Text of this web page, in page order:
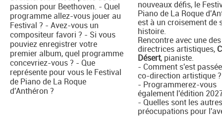
passion pour Beethoven. - Quel
programme allez-vous jouer au
Festival ? - Avez-vous un
compositeur favori ? - Si vous
pouviez enregistrer votre
premier album, quel programme
concevriez-vous ? - Que
représente pour vous le Festival
de Piano de La Roque
d'Anthéron ?
nouveaux défis, le
Piano de La Roque
est à un croisement de
histoire.
Rencontre avec une
directrices artistiques,
Désert, pianiste.
- Comment s'est
co-direction artistique ?
- Programmerez-vous
également l'édition
- Quelles sont les
préocupations pour